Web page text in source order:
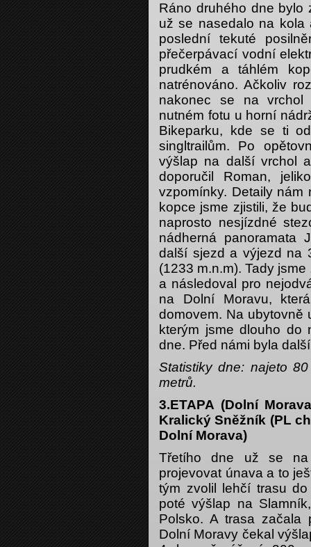
Ráno druhého dne bylo
už se nasedalo na kola
poslední tekuté
přečerpávací vodní
prudkém a táhlém
natrénováno. Ačkoliv
nakonec se na vrchol
nutném fotu u horní
Bikeparku, kde se ti
singltrailům. Po
výšlap na další vrchol
doporučil Roman,
vzpomínky. Detaily nám
kopce jsme zjistili, že
naprosto nesjízdné
nádherná panoramata
další sjezd a výjezd na
(1233 m.n.m). Tady
a následoval pro
na Dolní Moravu,
domovem. Na ubytovně
kterým jsme dlouho do
dne. Před námi byla
Statistiky dne: najeto
metrů.
3.ETAPA (Dolní
Kralický Sněžník (PL
Dolní Morava)
Třetího dne už se na
projevovat únava a to
tým zvolil lehčí trasu
poté výšlap na
Polsko. A trasa
Dolní Moravy čekal